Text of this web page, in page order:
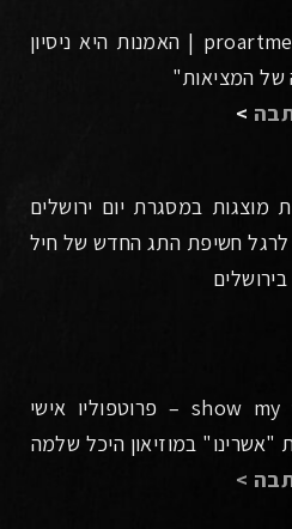
כתבה בבלוג "proartmeblog | האמנות היא ניסיון
של המציאות"
>
מוצגות במסגרת יום ירושלים
חשיפת התג החדש של חיל
כתבה בבלוג show my work – פרוטפוליו אישי
במוזיאון היכל שלמה
>